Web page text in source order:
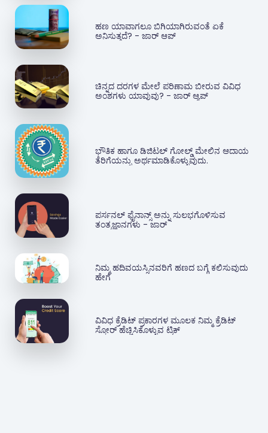
ಹಣ ಯಾವಾಗಲೂ ಬಿಗಿಯಾಗಿರುವಂತೆ ಏಕೆ
ಅನಿಸುತ್ತದೆ? - ಜಾರ್ ಆಪ್
ಚಿನ್ನದ ದರಗಳ ಮೇಲೆ ಪರಿಣಾಮ ಬೀರುವ ವಿವಿಧ
ಅಂಶಗಳು ಯಾವುವು? - ಜಾರ್ ಆ್ಯಪ್‌
ಭೌತಿಕ ಹಾಗೂ ಡಿಜಿಟಲ್ ಗೋಲ್ಡ್ ಮೇಲಿನ ಆದಾಯ
ತೆರಿಗೆಯನ್ನು ಅರ್ಥಮಾಡಿಕೊಳ್ಳುವುದು.
ಪರ್ಸನಲ್ ಫೈನಾನ್ಸ್ ಅನ್ನು ಸುಲಭಗೊಳಿಸುವ
ತಂತ್ರಜ್ಞಾನಗಳು - ಜಾರ್
ನಿಮ್ಮ ಹದಿವಯಸ್ಸಿನವರಿಗೆ ಹಣದ ಬಗ್ಗೆ ಕಲಿಸುವುದು
ಹೇಗೆ
ವಿವಿಧ ಕ್ರೆಡಿಟ್ ಪ್ರಕಾರಗಳ ಮೂಲಕ ನಿಮ್ಮ ಕ್ರೆಡಿಟ್
ಸ್ಕೋರ್ ಹೆಚ್ಚಿಸಿಕೊಳ್ಳುವ ಟ್ರಿಕ್